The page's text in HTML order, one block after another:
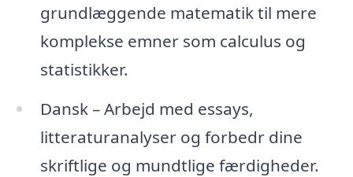
grundlæggende matematik til mere
komplekse emner som calculus og
statistikker.
Dansk – Arbejd med essays,
litteraturanalyser og forbedr dine
skriftlige og mundtlige færdigheder.